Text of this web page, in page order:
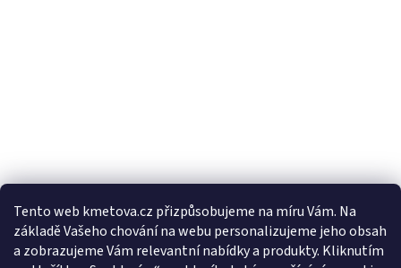
Tento web kmetova.cz přizpůsobujeme na míru Vám. Na
základě Vašeho chování na webu personalizujeme jeho obsah
a zobrazujeme Vám relevantní nabídky a produkty. Kliknutím
Sledovat na Instagramu